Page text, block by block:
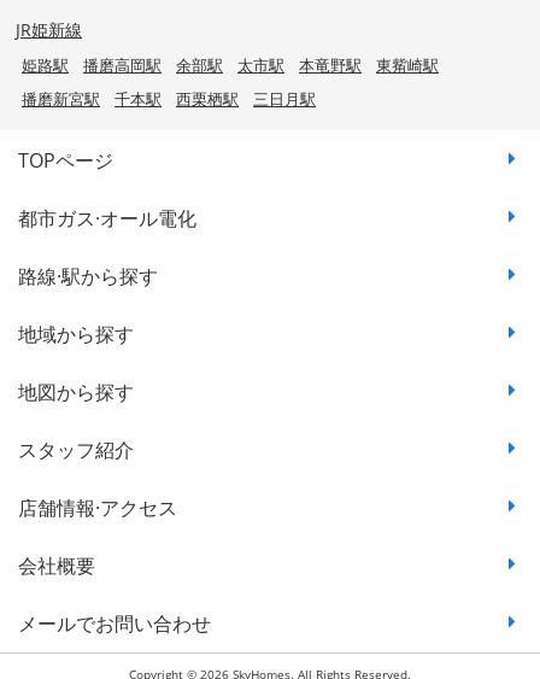
JR姫新線
姫路駅 播磨高岡駅 余部駅 太市駅 本竜野駅
東觜崎駅
播磨新宮駅
千本駅 西栗栖駅 三日月駅
TOPページ
都市ガス·オール電化
路線·駅から探す
地域から探す
地図から探す
スタッフ紹介
店舗情報·アクセス
会社概要
メールでお問い合わせ
Copyright © 2026 SkyHomes. All Rights Reserved.